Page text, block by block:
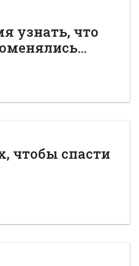
узнать, что
чтобы спасти